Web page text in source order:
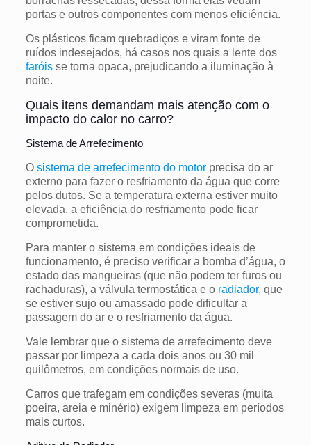
portas e outros componentes com menos eficiência.
Os plásticos ficam quebradiços e viram fonte de
ruídos indesejados, há casos nos quais a lente dos
faróisse torna opaca, prejudicando a iluminação à
noite.
Quais itens demandam mais atenção com o
impacto do calor no carro?
Sistema de Arrefecimento
O sistema de arrefecimento do motorprecisa do ar
externo para fazer o resfriamento da água que corre
pelos dutos. Se a temperatura externa estiver muito
elevada, a eficiência do resfriamento pode ficar
comprometida.
Para manter o sistema em condições ideais de
funcionamento, é preciso verificar a bomba d’água, o
estado das mangueiras (que não podem ter furos ou
rachaduras), a válvula termostática e o radiador, que
se estiver sujo ou amassado pode dificultar a
passagem do ar e o resfriamento da água.
Vale lembrar que o sistema de arrefecimento deve
passar por limpeza a cada dois anos ou 30 mil
quilômetros, em condições normais de uso.
Carros que trafegam em condições severas (muita
poeira, areia e minério) exigem limpeza em períodos
mais curtos.